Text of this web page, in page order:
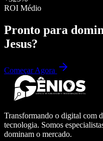
ROI Médio
Pronto para
Jesus?
Começar Agora
Transformando o digital com
tecnologia. Somos
dominam o mercado.